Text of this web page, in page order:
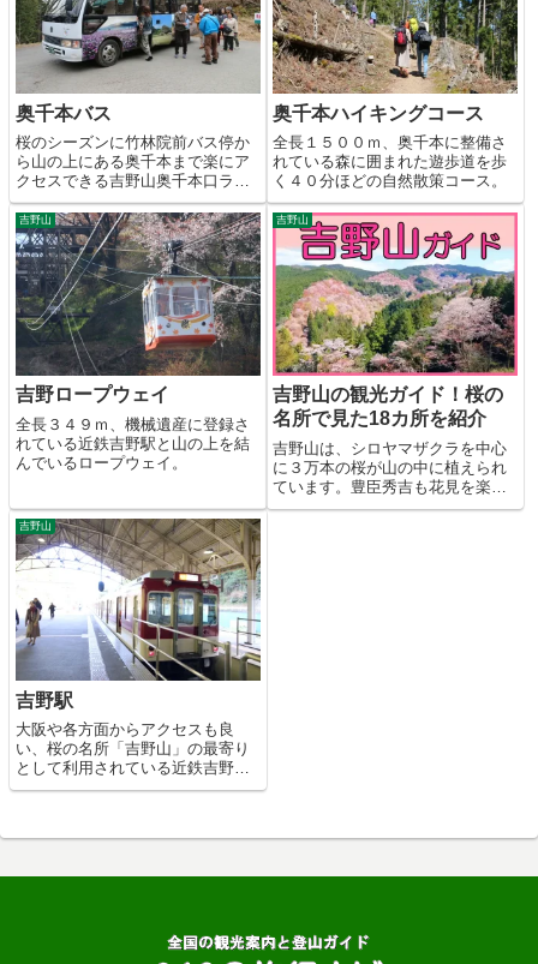
奥千本バス
桜のシーズンに竹林院前バス停か
ら山の上にある奥千本まで楽にア
クセスできる吉野山奥千本口ライ
ンのバス。
奥千本ハイキングコース
全長１５００ｍ、奥千本に整備さ
れている森に囲まれた遊歩道を歩
く４０分ほどの自然散策コース。
吉野山
吉野ロープウェイ
全長３４９ｍ、機械遺産に登録さ
れている近鉄吉野駅と山の上を結
んでいるロープウェイ。
吉野山
吉野山の観光ガイド！桜の
名所で見た18カ所を紹介
吉野山は、シロヤマザクラを中心
に３万本の桜が山の中に植えられ
ています。豊臣秀吉も花見を楽し
んだと言われ、山全体がピンク色
吉野山
吉野駅
大阪や各方面からアクセスも良
い、桜の名所「吉野山」の最寄り
として利用されている近鉄吉野線
の駅。